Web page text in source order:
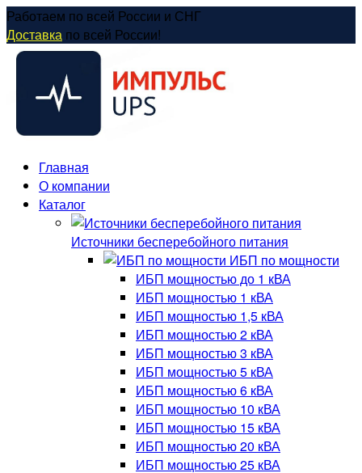
Перейти
к
содержанию
Работаем по всей России и СНГ
Доставка по всей России!
Главная
О компании
Каталог
Источники бесперебойного питания
ИБП по мощности
ИБП мощностью до 1 кВА
ИБП мощностью 1 кВА
ИБП мощностью 1,5 кВА
ИБП мощностью 2 кВА
ИБП мощностью 3 кВА
ИБП мощностью 5 кВА
ИБП мощностью 6 кВА
ИБП мощностью 10 кВА
ИБП мощностью 15 кВА
ИБП мощностью 20 кВА
ИБП мощностью 25 кВА